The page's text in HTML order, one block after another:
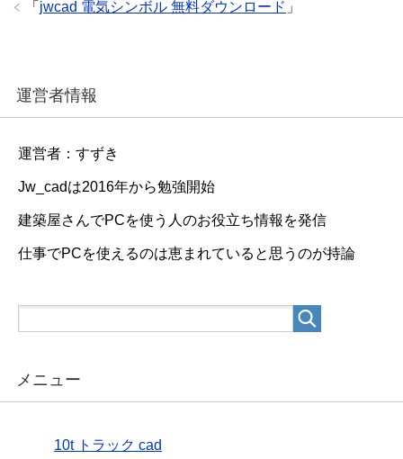
「 jwcad 電気シンボル 無料ダウンロード 」
運営者情報
運営者：すずき
Jw_cadは2016年から勉強開始
建築屋さんでPCを使う人のお役立ち情報を発信
仕事でPCを使えるのは恵まれていると思うのが持論
メニュー
10t トラック cad